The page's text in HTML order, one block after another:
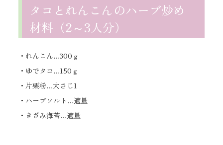
タコとれんこんのハーブ炒め
材料（2～3人分）
・れんこん…300ｇ
・ゆでタコ…150ｇ
・片栗粉…大さじ1
・ハーブソルト…適量
・きざみ海苔…適量